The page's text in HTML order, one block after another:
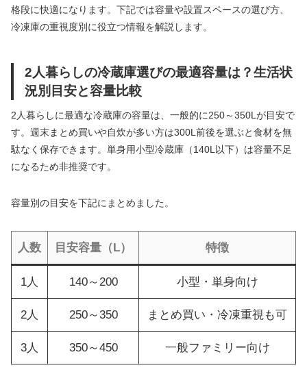
格段に快適になります。下記では容量や設置スペースの選び方、
冷凍庫の重視度別に役立つ情報を解説します。
2人暮らしの冷蔵庫選びの最適容量は？生活状
況別目安と容量比較
2人暮らしに最適な冷蔵庫の容量は、一般的に250～350Lが目安で
す。週末まとめ買いや自炊が多い方は300L前後を選ぶと食材を無
駄なく保存できます。単身用小型冷蔵庫（140L以下）は容量不足
になるため非推奨です。
容量別の目安を下記にまとめました。
人数 目安容量（L） 特徴
1人 140～200 小型・単身向け
2人 250～350 まとめ買い・冷凍重視も可
3人 350～450 一般ファミリー向け